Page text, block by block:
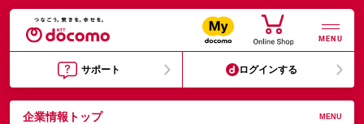
MENU
サポート ログインする
企業情報トップ MENU